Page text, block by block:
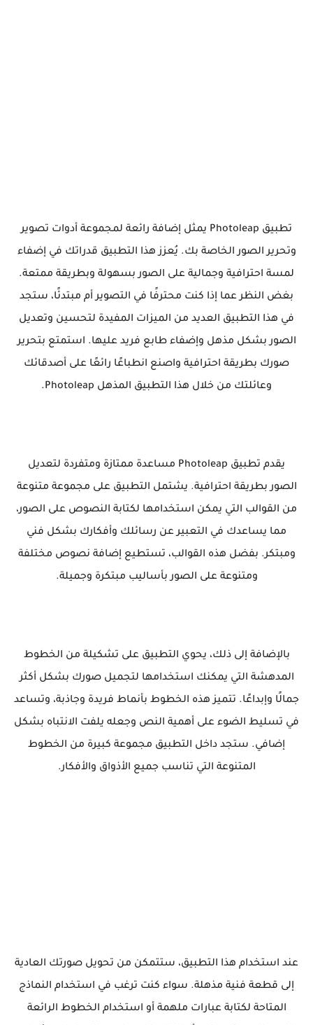
تطبيق Photoleap يمثل إضافة رائعة لمجموعة أدوات تصوير
وتحرير الصور الخاصة بك. يُعزز هذا التطبيق قدراتك في إضفاء
لمسة احترافية وجمالية على الصور بسهولة وبطريقة ممتعة.
بغض النظر عما إذا كنت محترفًا في التصوير أم مبتدئًا، ستجد
في هذا التطبيق العديد من الميزات المفيدة لتحسين وتعديل
الصور بشكل مذهل وإضفاء طابع فريد عليها. استمتع بتحرير
صورك بطريقة احترافية واصنع انطباعًا رائعًا على أصدقائك
وعائلتك من خلال هذا التطبيق المذهل Photoleap.
يقدم تطبيق Photoleap مساعدة ممتازة ومتفردة لتعديل
الصور بطريقة احترافية. يشتمل التطبيق على مجموعة متنوعة
من القوالب التي يمكن استخدامها لكتابة النصوص على الصور،
مما يساعدك في التعبير عن رسائلك وأفكارك بشكل فني
ومبتكر. بفضل هذه القوالب، تستطيع إضافة نصوص مختلفة
ومتنوعة على الصور بأساليب مبتكرة وجميلة.
بالإضافة إلى ذلك، يحوي التطبيق على تشكيلة من الخطوط
المدهشة التي يمكنك استخدامها لتجميل صورك بشكل أكثر
جمالًا وإبداعًا. تتميز هذه الخطوط بأنماط فريدة وجاذبة، وتساعد
في تسليط الضوء على أهمية النص وجعله يلفت الانتباه بشكل
إضافي. ستجد داخل التطبيق مجموعة كبيرة من الخطوط
المتنوعة التي تناسب جميع الأذواق والأفكار.
عند استخدام هذا التطبيق، ستتمكن من تحويل صورتك العادية
إلى قطعة فنية مذهلة. سواء كنت ترغب في استخدام النماذج
المتاحة لكتابة عبارات ملهمة أو استخدام الخطوط الرائعة